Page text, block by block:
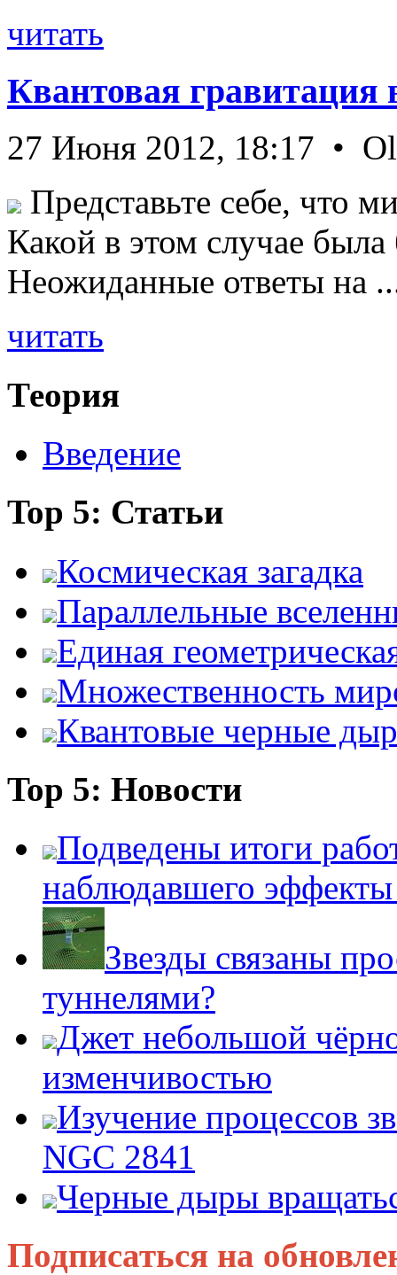
читать
Квантовая гравитация
27 Июня 2012, 18:17 •
Представьте себе, что
Какой в этом случае
Неожиданные ответы на
читать
Теория
Введение
Top 5: Статьи
Космическая загадка
Параллельные
Единая
Множественность
Квантовые черные
Top 5: Новости
Подведены итоги
наблюдавшего
Звезды связаны
туннелями?
Джет небольшой
изменчивостью
Изучение процессов
NGC 2841
Черные дыры
Подписаться на